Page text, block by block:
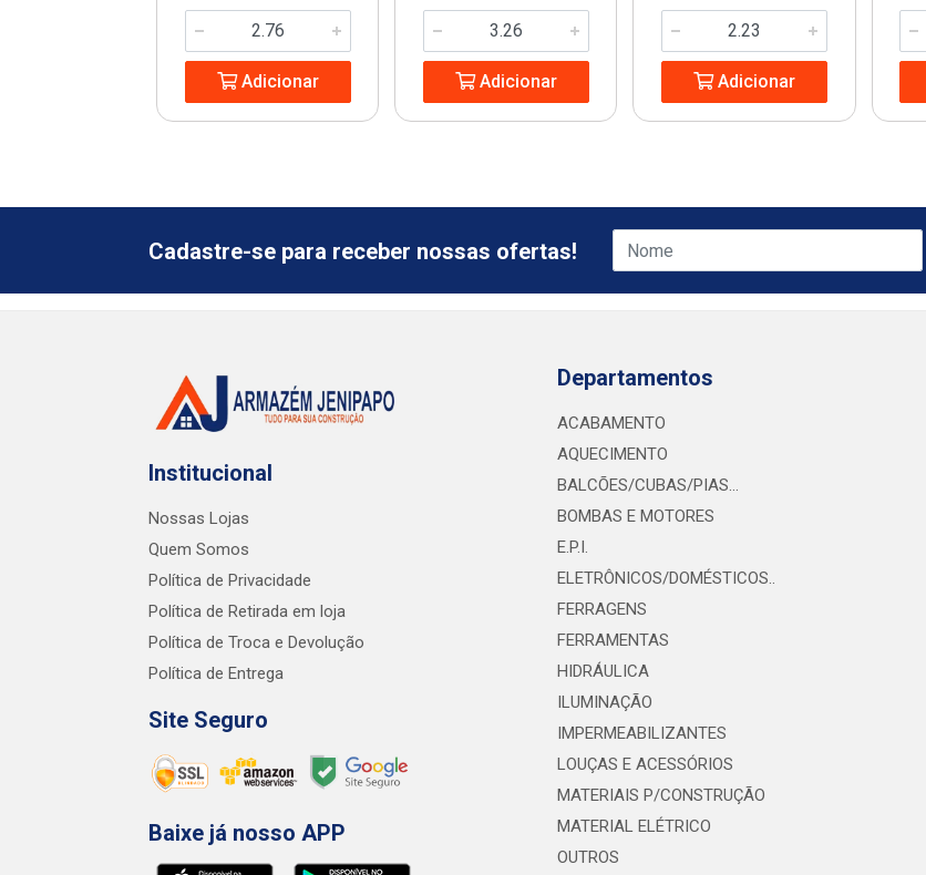
Adicionar Adicionar Adicionar
Cadastre-se para receber nossas ofertas!
Institucional
Nossas Lojas
Quem Somos
Política de Privacidade
Política de Retirada em loja
Política de Troca e Devolução
Política de Entrega
Site Seguro
Baixe já nosso APP
Departamentos
ACABAMENTO
AQUECIMENTO
BALCÕES/CUBAS/PIAS...
BOMBAS E MOTORES
E.P.I.
ELETRÔNICOS/DOMÉSTICOS..
FERRAGENS
FERRAMENTAS
HIDRÁULICA
ILUMINAÇÃO
IMPERMEABILIZANTES
LOUÇAS E ACESSÓRIOS
MATERIAIS P/CONSTRUÇÃO
MATERIAL ELÉTRICO
OUTROS